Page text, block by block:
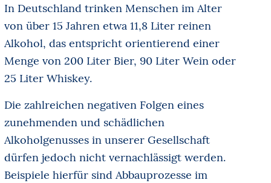
In Deutschland trinken Menschen im Alter
von über 15 Jahren etwa 11,8 Liter reinen
Alkohol, das entspricht orientierend einer
Menge von 200 Liter Bier, 90 Liter Wein oder
25 Liter Whiskey.
Die zahlreichen negativen Folgen eines
zunehmenden und schädlichen
Alkoholgenusses in unserer Gesellschaft
dürfen jedoch nicht vernachlässigt werden.
Beispiele hierfür sind Abbauprozesse im